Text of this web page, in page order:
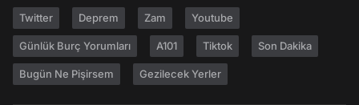
Twitter Deprem Zam Youtube
Günlük Burç Yorumları A101 Tiktok Son Dakika
Bugün Ne Pişirsem Gezilecek Yerler